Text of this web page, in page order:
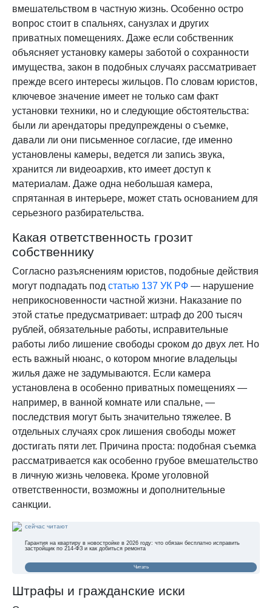
вмешательством в частную жизнь. Особенно остро
вопрос стоит в спальнях, санузлах и других
приватных помещениях. Даже если собственник
объясняет установку камеры заботой о сохранности
имущества, закон в подобных случаях рассматривает
прежде всего интересы жильцов. По словам юристов,
ключевое значение имеет не только сам факт
установки техники, но и следующие обстоятельства:
были ли арендаторы предупреждены о съемке,
давали ли они письменное согласие, где именно
установлены камеры, ведется ли запись звука,
хранится ли видеоархив, кто имеет доступ к
материалам. Даже одна небольшая камера,
спрятанная в интерьере, может стать основанием для
серьезного разбирательства.
Какая ответственность грозит
собственнику
Согласно разъяснениям юристов, подобные действия
могут подпадать под статью 137 УК РФ — нарушение
неприкосновенности частной жизни. Наказание по
этой статье предусматривает: штраф до 200 тысяч
рублей, обязательные работы, исправительные
работы либо лишение свободы сроком до двух лет. Но
есть важный нюанс, о котором многие владельцы
жилья даже не задумываются. Если камера
установлена в особенно приватных помещениях —
например, в ванной комнате или спальне, —
последствия могут быть значительно тяжелее. В
отдельных случаях срок лишения свободы может
достигать пяти лет. Причина проста: подобная съемка
рассматривается как особенно грубое вмешательство
в личную жизнь человека. Кроме уголовной
ответственности, возможны и дополнительные
санкции.
сейчас читают
Гарантия на квартиру в новостройке в 2026 году: что обязан бесплатно исправить
застройщик по 214-ФЗ и как добиться ремонта
Читать
Штрафы и гражданские иски